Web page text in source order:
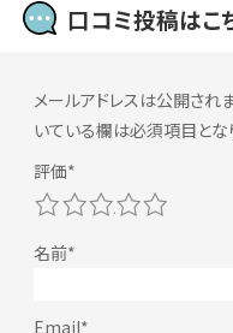
口コミ投稿はこ
メールアドレスは公開され
いている欄は必須項目とな
5
4
3
2